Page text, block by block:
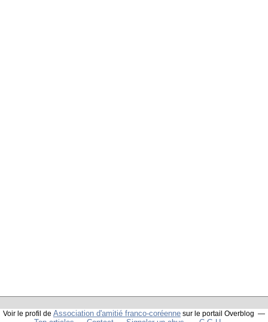
Voir le profil de Association d'amitié franco-coréenne sur le portail Overblog